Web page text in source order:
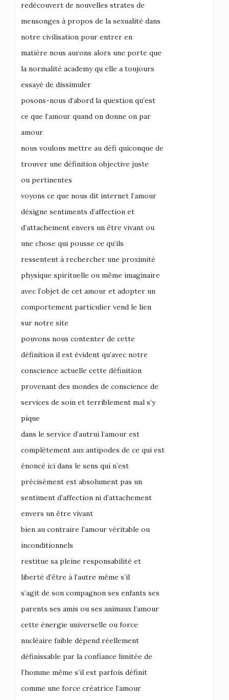
redécouvert de nouvelles strates de
mensonges à propos de la sexualité dans
notre civilisation pour entrer en
matière nous aurons alors une porte que
la normalité academy qu elle a toujours
essayé de dissimuler
posons-nous d’abord la question qu’est
ce que l’amour quand on donne on par
amour
nous voulons mettre au défi quiconque de
trouver une définition objective juste
ou pertinentes
voyons ce que nous dit internet l’amour
désigne sentiments d’affection et
d’attachement envers un être vivant ou
une chose qui pousse ce qu’ils
ressentent à rechercher une proximité
physique spirituelle ou même imaginaire
avec l’objet de cet amour et adopter un
comportement particulier vend le lien
sur notre site
pouvons nous contenter de cette
définition il est évident qu’avec notre
conscience actuelle cette définition
provenant des mondes de conscience de
services de soin et terriblement mal s’y
pique
dans le service d’autrui l’amour est
complètement aux antipodes de ce qui est
énoncé ici dans le sens qui n’est
précisément est absolument pas un
sentiment d’affection ni d’attachement
envers un être vivant
bien au contraire l’amour véritable ou
inconditionnels
restitue sa pleine responsabilité et
liberté d’être à l’autre même s’il
s’agit de son compagnon ses enfants ses
parents ses amis ou ses animaux l’amour
cette énergie universelle ou force
nucléaire faible dépend réellement
définissable par la confiance limitée de
l’homme même s’il est parfois définit
comme une force créatrice l’amour